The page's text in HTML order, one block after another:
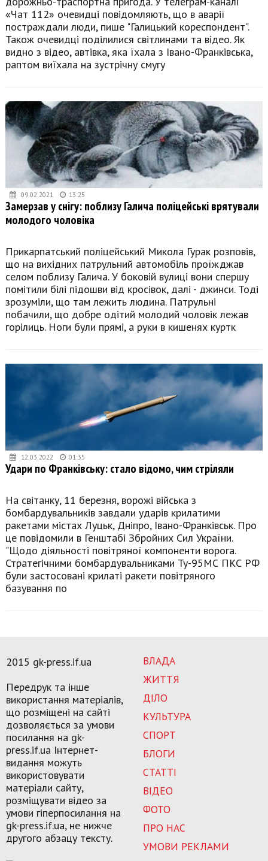
«Чат 112» очевидці повідомляють, що в аварії
постраждали люди, пише "Галицький кореспондент".
Також очевидці поділилися світлинами та відео. Як
видно з відео, автівка, яка їхала з Івано-Франківська,
раптом виїхала на зустрічну смугу
09.02.2021 13:25
Замерзав у снігу: поблизу Галича поліцейські врятували
молодого чоловіка
Прикарпатський поліцейський Микола Гурак розповів,
що на вихідних патрульний автомобіль проїжджав
селом поблизу Галича. У боковій вулиці вони спершу
помітили білі підошви від кросівок, далі - джинси. Тоді
зрозуміли, що там лежить людина. Патрульні
побачили, що добре одітий молодий чоловік лежав
горілиць. Ноги були прямі, а руки в кишенях куртк
12.03.2022 01:35
Удари по Франківську: стало відомо, чим стріляли
На світанку, 11 березня, ворожі війська з
бомбардувальників завдали ударів крилатими
ракетами містах Луцьк, Дніпро, Івано-Франківськ. Про
це повідомили в Генштабі Збройних Сил України.
"Щодо діяльності повітряної компоненти ворога.
Стратегічними бомбардувальниками Ту-95МС ПКС РФ
були застосовані крилаті ракети повітряного
базування по
ВЛАДА
ЖИТТЯ
ДІЛО
КУЛЬТУРА
СПОРТ
БЛОГИ
СТАТТІ
ВІДЕО
ФОТО
ПРО НАС
УМОВИ РЕКЛАМИ
2015 gk-press.if.ua
Передрук та інше
використання матеріалів,
що розміщені на сайті
дозволяється за умови
посилання на gk-
press.if.ua Інтернет-
видання можуть
використовувати
матеріали сайту,
розміщувати відео за
умови гіперпосилання на
gk-press.if.ua, не нижче
другого абзацу тексту.